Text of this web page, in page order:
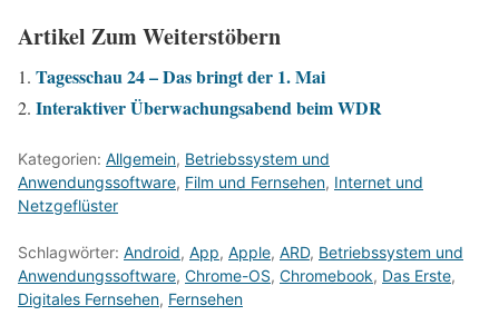
Artikel Zum Weiterstöbern
Tagesschau 24 – Das bringt der 1. Mai
Interaktiver Überwachungsabend beim WDR
Kategorien: Allgemein, Betriebssystem und
Anwendungssoftware, Film und Fernsehen, Internet und
Netzgeflüster
Schlagwörter: Android, App, Apple, ARD, Betriebssystem und
Anwendungssoftware, Chrome-OS, Chromebook, Das Erste,
Digitales Fernsehen, Fernsehen